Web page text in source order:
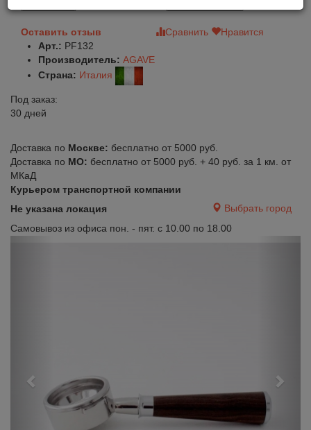
Оставить отзыв Сравнить
Нравится
Арт.: PF132
Производитель: AGAVE
Страна: Италия
Под заказ:
30 дней
Доставка по Москве: бесплатно от 5000 руб.
Доставка по МО: бесплатно от 5000 руб. + 40 руб. за 1 км. от
МКаД
Курьером транспортной компании
Не указана локация
Выбрать город
Самовывоз из офиса пон. - пят. с 10.00 по 18.00